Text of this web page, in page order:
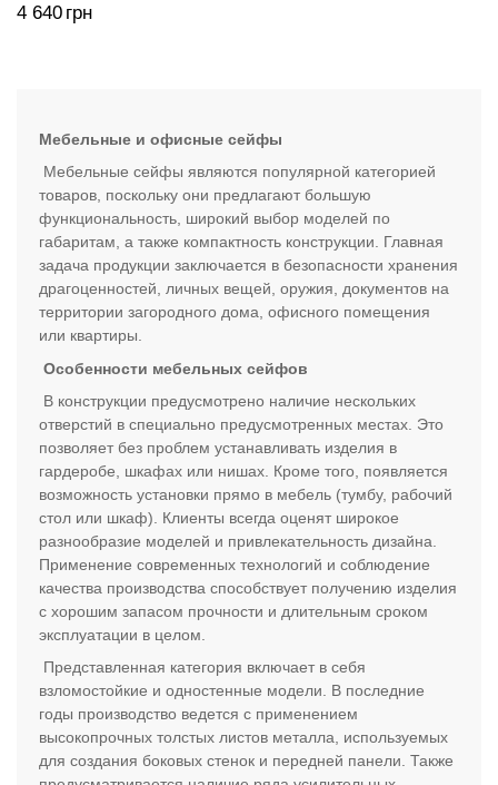
4 640 грн
Мебельные и офисные сейфы
Мебельные сейфы являются популярной категорией
товаров, поскольку они предлагают большую
функциональность, широкий выбор моделей по
габаритам, а также компактность конструкции. Главная
задача продукции заключается в безопасности хранения
драгоценностей, личных вещей, оружия, документов на
территории загородного дома, офисного помещения
или квартиры.
Особенности мебельных сейфов
В конструкции предусмотрено наличие нескольких
отверстий в специально предусмотренных местах. Это
позволяет без проблем устанавливать изделия в
гардеробе, шкафах или нишах. Кроме того, появляется
возможность установки прямо в мебель (тумбу, рабочий
стол или шкаф). Клиенты всегда оценят широкое
разнообразие моделей и привлекательность дизайна.
Применение современных технологий и соблюдение
качества производства способствует получению изделия
с хорошим запасом прочности и длительным сроком
эксплуатации в целом.
Представленная категория включает в себя
взломостойкие и одностенные модели. В последние
годы производство ведется с применением
высокопрочных толстых листов металла, используемых
для создания боковых стенок и передней панели. Также